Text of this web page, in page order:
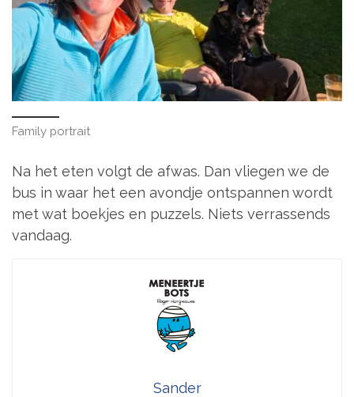
Family portrait
Na het eten volgt de afwas. Dan vliegen we de
bus in waar het een avondje ontspannen wordt
met wat boekjes en puzzels. Niets verrassends
vandaag.
Sander